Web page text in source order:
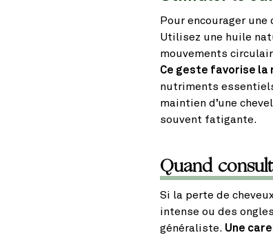
Pour encourager
Utilisez une huile
mouvements
Ce geste favorise
nutriments
maintien d’une
souvent fatigante.
Quand
Si la perte de
intense ou des
généraliste. Une